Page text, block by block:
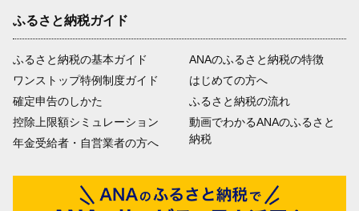
ふるさと納税ガイド
ふるさと納税の基本ガイド
ワンストップ特例制度ガイド
確定申告のしかた
控除上限額シミュレーション
年金受給者・自営業者の方へ
ANAのふるさと納税の特徴
はじめての方へ
ふるさと納税の流れ
動画でわかるANAのふるさと
納税